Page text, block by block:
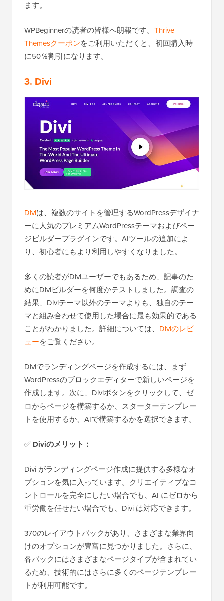
ます。
WPBeginnerの読者の皆様へ朗報です。 Thrive
Themesクーポンをご利用いただくと、初回購入時
に50％割引になります。
3. Divi
Diviは、複数のサイトを管理するWordPressデザイナ
ーに人気のプレミアムWordPressテーマおよびペー
ジビルダープラグインです。AIツールの追加によ
り、初心者にもより利用しやすくなりました。
多くの読者がDiviユーザーでもあるため、記事のた
めにDiviビルダーを何度かテストしました。調査の
結果、Diviテーマ以外のテーマよりも、独自のテー
マと組み合わせて使用した場合に最も効果的である
ことがわかりました。詳細については、 Diviのレビ
ューをご覧ください。
Diviでランディングページを作成するには、まず
WordPressのブロックエディターで新しいページを
作成します。次に、Diviボタンをクリックして、ゼ
ロからページを構築するか、スターターテンプレー
トを使用するか、AIで構築するかを選択できます。
✅ Diviのメリット：
Divi がランディングページ作成に提供する多様なオ
プションを気に入っています。クリエイティブなコ
ントロールを完全にしたい場合でも、AI にゼロから
重労働を任せたい場合でも、Divi は対応できます。
370のレイアウトパックがあり、さまざまな業界向
けのオプションが豊富に見つかりました。さらに、
各パックにはさまざまなページタイプが含まれてい
るため、技術的にはさらに多くのページテンプレー
トが利用可能です。